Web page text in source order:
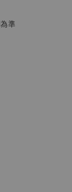
布魯克達
準